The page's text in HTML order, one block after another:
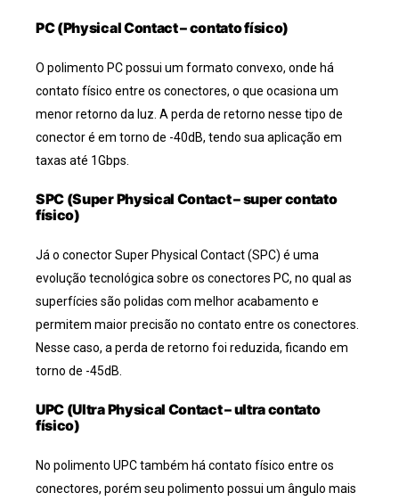
PC (Physical Contact – contato físico)
O polimento PC possui um formato convexo, onde há
contato físico entre os conectores, o que ocasiona um
menor retorno da luz. A perda de retorno nesse tipo de
conector é em torno de -40dB, tendo sua aplicação em
taxas até 1Gbps.
SPC (Super Physical Contact – super contato
físico)
Já o conector Super Physical Contact (SPC) é uma
evolução tecnológica sobre os conectores PC, no qual as
superfícies são polidas com melhor acabamento e
permitem maior precisão no contato entre os conectores.
Nesse caso, a perda de retorno foi reduzida, ficando em
torno de -45dB.
UPC (Ultra Physical Contact – ultra contato
físico)
No polimento UPC também há contato físico entre os
conectores, porém seu polimento possui um ângulo mais